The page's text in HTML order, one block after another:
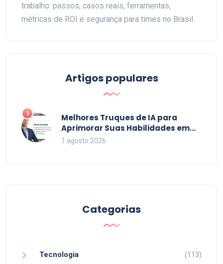
trabalho: passos, casos reais, ferramentas,
métricas de ROI e segurança para times no Brasil.
Artigos populares
1
Melhores Truques de IA para
Aprimorar Suas Habilidades em
2026
1 agosto 2026
Categorias
Tecnologia (113)